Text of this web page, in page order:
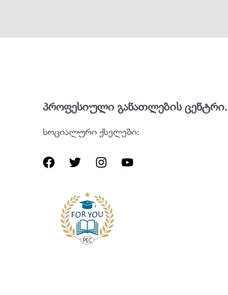
პროფესიული განათლების ცენტრი.
სოციალური ქსელები: